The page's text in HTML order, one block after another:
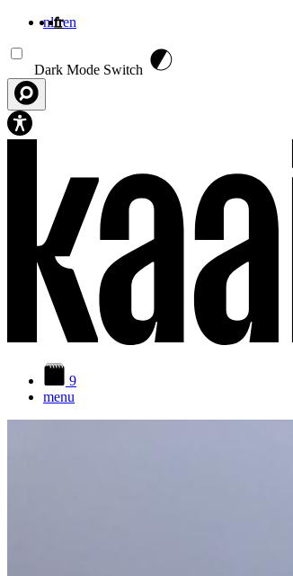
nlfren
Dark Mode Switch
9
menu